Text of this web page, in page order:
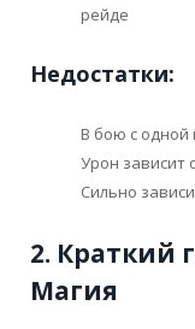
рейде
Недостатки:
В бою с одной
Урон зависит
Сильно
2. Краткий
Магия